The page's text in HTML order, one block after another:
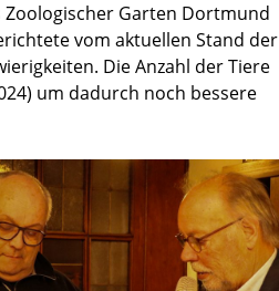
Zoologischer Garten Dortmund
vom aktuellen Stand der
Die Anzahl der Tiere
um dadurch noch bessere